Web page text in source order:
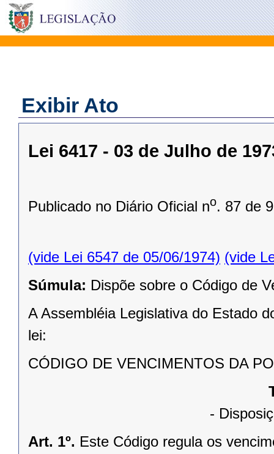
Exibir Ato
Lei 6417 - 03 de Julho de
Publicado no Diário Oficial no. 87 de
(vide Lei 6547 de 05/06/1974) (vide
Súmula: Dispõe sobre o Código de
A Assembléia Legislativa do Estado
lei:
CÓDIGO DE VENCIMENTOS DA
-
Art. 1º. Este Código regula os